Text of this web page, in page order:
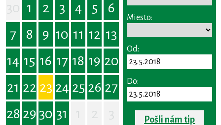
1 2 3 4 5
6
7
8 9 10 11 12 13
14 15 16 17 18 19 20
21 22 23 24 25 26 27
28 29 30 31
Miesto:
Od:
Do:
Pošli nám tip